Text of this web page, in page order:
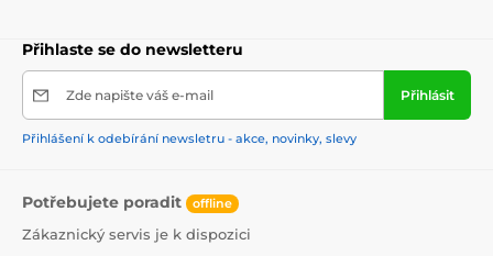
Přihlaste se do newsletteru
Zde napište váš e-mail Přihlásit
Přihlášení k odebírání newsletru - akce, novinky, slevy
Potřebujete poradit offline
Zákaznický servis je k dispozici